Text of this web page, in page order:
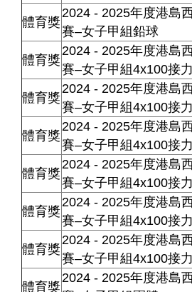
體育獎
2024 - 2025年度港島
賽–女子甲組鉛球
體育獎
2024 - 2025年度港島
賽–女子甲組4x100接力
體育獎
2024 - 2025年度港島
賽–女子甲組4x100接力
體育獎
2024 - 2025年度港島
賽–女子甲組4x100接力
體育獎
2024 - 2025年度港島
賽–女子甲組4x100接力
體育獎
2024 - 2025年度港島
賽–女子甲組4x100接力
體育獎
2024 - 2025年度港島
賽–女子甲組4x100接力
體育獎
2024 - 2025年度港島